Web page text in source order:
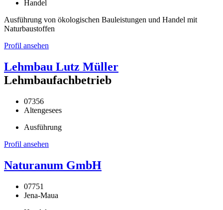
Handel
Ausführung von ökologischen Bauleistungen und Handel mit
Naturbaustoffen
Profil ansehen
Lehmbau Lutz Müller
Lehmbaufachbetrieb
07356
Altengesees
Ausführung
Profil ansehen
Naturanum GmbH
07751
Jena-Maua